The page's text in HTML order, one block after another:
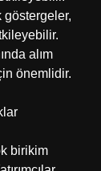
göstergeler,
alım
önemlidir.
birikim